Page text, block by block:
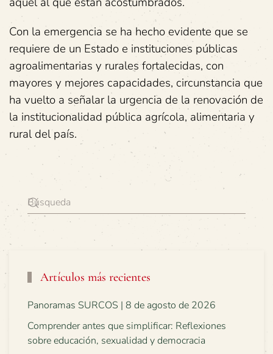
Con la emergencia se ha hecho evidente que se
requiere de un Estado e instituciones públicas
agroalimentarias y rurales fortalecidas, con
mayores y mejores capacidades, circunstancia que
ha vuelto a señalar la urgencia de la renovación de
la institucionalidad pública agrícola, alimentaria y
rural del país.
Artículos más recientes
Panoramas SURCOS | 8 de agosto de 2026
Comprender antes que simplificar: Reflexiones
sobre educación, sexualidad y democracia